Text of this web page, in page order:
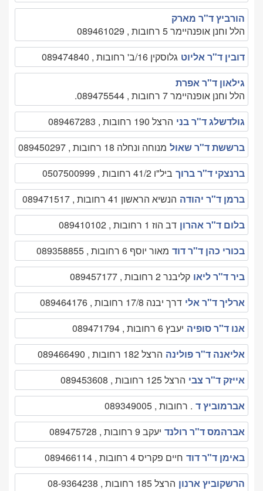
הורביץ ד"ר מארק
הלל וחנן אופנהיימר 5 רחובות , 089461029
דובין ד"ר אליוט גלוסקין 16/ב' רחובות , 089474840
גילאון ד"ר אפרת
הלל וחנן אופנהיימר 7 רחובות , 089475544.
גולדשלג ד"ר בני הרצל 190 רחובות , 089467283
ברששת ד"ר שאול מנוחה ונחלה 18 רחובות , 089450297
ברנצקי ד"ר ברוך ביל"ו 41/2 רחובות , 0507500999
ברמן ד"ר יהודה הנשיא הראשון 41 רחובות , 089471517
בלום ד"ר אהרון דב הוז 1 רחובות , 089410102
בכורי כהן ד"ר דוד מאור יוסף 6 רחובות , 089358855
ביר ד"ר ליאו קליבנר 2 רחובות , 089457177
ארליך ד"ר אלי דרך יבנה 17/8 רחובות , 089464176
אנו ד"ר סופיה יעבץ 6 רחובות , 089471794
אליאנה ד"ר פולינה הרצל 182 רחובות , 089466490
אייזק ד"ר צבי הרצל 125 רחובות , 089453608
אברמוביץ ד . רחובות , 089349005
אברהמס ד"ר רולנד יעקב 9 רחובות , 089475728
באימן ד"ר דוד חיים פקריס 4 רחובות , 089466114
הרשקוביץ ארנון הרצל 185 רחובות , 08-9364238